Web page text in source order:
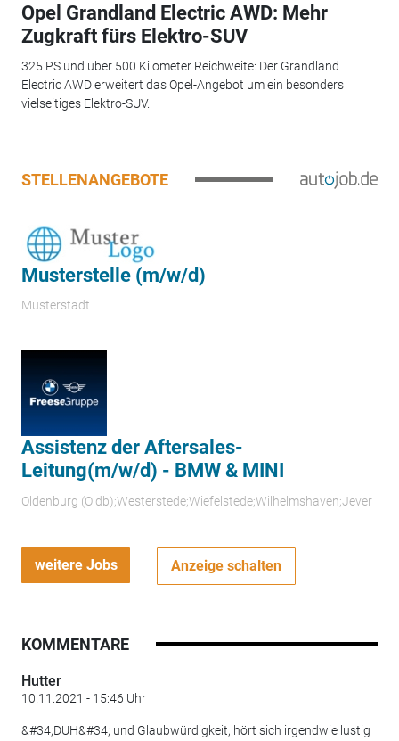
Opel Grandland Electric AWD: Mehr
Zugkraft fürs Elektro-SUV
325 PS und über 500 Kilometer Reichweite: Der Grandland
Electric AWD erweitert das Opel-Angebot um ein besonders
vielseitiges Elektro-SUV.
STELLENANGEBOTE
Musterstelle (m/w/d)
Musterstadt
Assistenz der Aftersales-
Leitung(m/w/d) - BMW & MINI
Oldenburg (Oldb);Westerstede;Wiefelstede;Wilhelmshaven;Jever
weitere Jobs Anzeige schalten
KOMMENTARE
Hutter
10.11.2021 - 15:46 Uhr
&#34;DUH&#34; und Glaubwürdigkeit, hört sich irgendwie lustig